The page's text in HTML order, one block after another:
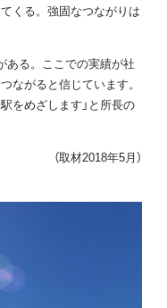
くる。強固なつながりは
ある。ここでの実績が社
ながると信じています。
をめざします」と所長の
（取材2018年5月）